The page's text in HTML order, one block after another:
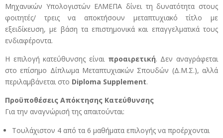
Μηχανικών Υπολογιστών ΕΛΜΕΠΑ δίνει τη δυνατότητα στους
φοιτητές/ τρεις να αποκτήσουν μεταπτυχιακό τίτλο με
εξειδίκευση, με βάση τα επιστημονικά και επαγγελματικά τους
ενδιαφέροντα.
Η επιλογή κατεύθυνσης είναι προαιρετική. Δεν αναγράφεται
στο επίσημο Δίπλωμα Μεταπτυχιακών Σπουδών (Δ.Μ.Σ.), αλλά
περιλαμβάνεται στο Diploma Supplement.
Προϋποθέσεις Απόκτησης Κατεύθυνσης
Για την αναγνώρισή της απαιτούνται:
Τουλάχιστον 4 από τα 6 μαθήματα επιλογής να προέρχονται